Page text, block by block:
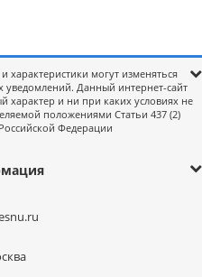
характеристики могут изменяться
уведомлений. Данный интернет-сайт
и ни при каких условиях не
положениями Статьи 437 (2)
Федерации